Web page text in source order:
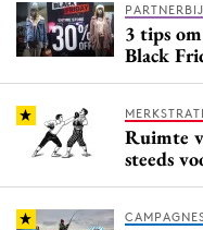
3 tips
Black
Ruimte
steeds